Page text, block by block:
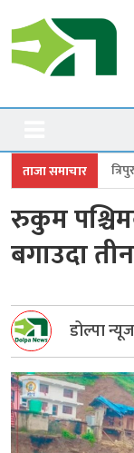
to
content
ताजा समाचार
मृगौला, क्यान्सर
रुकुम
बगाउदा
डोल्पा न्यूज